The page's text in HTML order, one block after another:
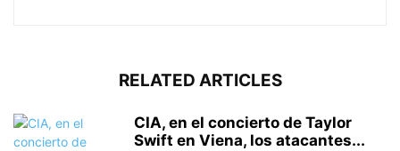
RELATED ARTICLES
CIA, en el concierto de Taylor
Swift en Viena, los atacantes...